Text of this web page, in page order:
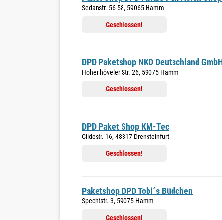
Sedanstr. 56-58, 59065 Hamm
Geschlossen!
DPD Paketshop NKD Deutschland GmbH
Hohenhöveler Str. 26, 59075 Hamm
Geschlossen!
DPD Paket Shop KM-Tec
Gildestr. 16, 48317 Drensteinfurt
Geschlossen!
Paketshop DPD Tobi´s Büdchen
Spechtstr. 3, 59075 Hamm
Geschlossen!